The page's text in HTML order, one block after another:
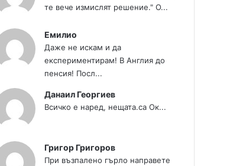
те вече измислят решение." О...
Емилио
Даже не искам и да
експериментирам! В Англия до
пенсия! Посл...
Данаил Георгиев
Всичко е наред, нещата.са Ок...
Григор Григоров
При възпалено гърло направете